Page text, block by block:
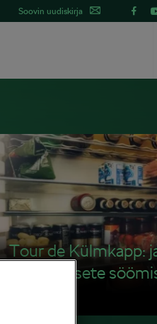
Soovin uudiskirja
Tour de Külmkapp:
sõidujärgsete